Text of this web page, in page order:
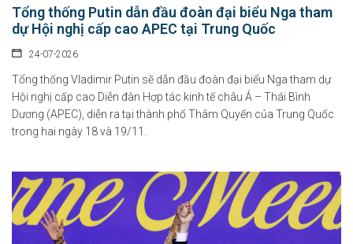
Tổng thống Putin dẫn đầu đoàn đại biểu Nga tham
dự Hội nghị cấp cao APEC tại Trung Quốc
24-07-2026
Tổng thống Vladimir Putin sẽ dẫn đầu đoàn đại biểu Nga tham dự
Hội nghị cấp cao Diễn đàn Hợp tác kinh tế châu Á – Thái Bình
Dương (APEC), diễn ra tại thành phố Thâm Quyến của Trung Quốc
trong hai ngày 18 và 19/11.
Chính sách hỗ trợ doanh nghiệp và thu hút đầu tư trong lĩnh vực
văn hóa số